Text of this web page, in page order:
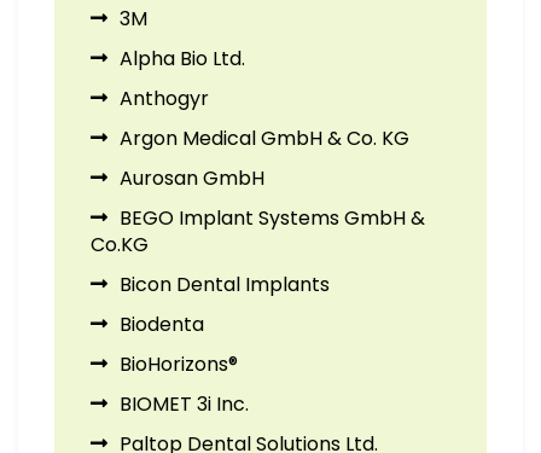
3M
Alpha Bio Ltd.
Anthogyr
Argon Medical GmbH & Co. KG
Aurosan GmbH
BEGO Implant Systems GmbH &
Co.KG
Bicon Dental Implants
Biodenta
BioHorizons®
BIOMET 3i Inc.
Paltop Dental Solutions Ltd.